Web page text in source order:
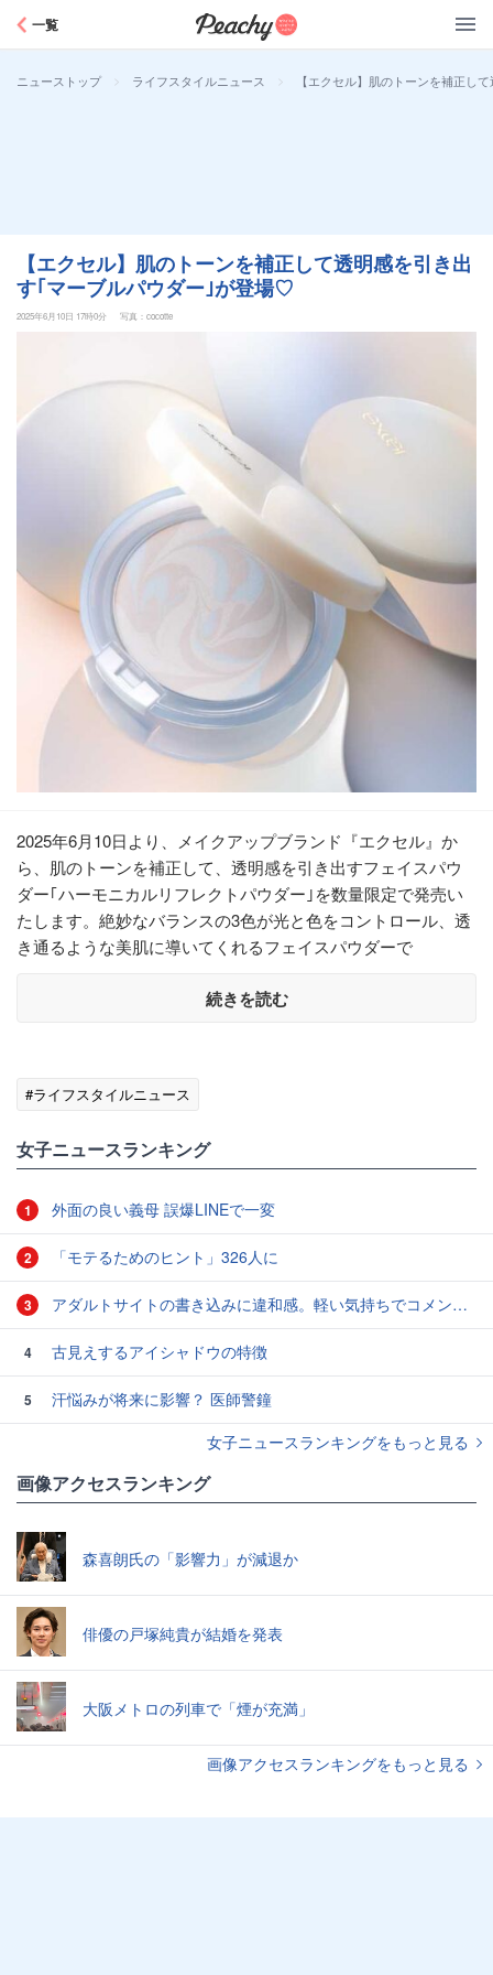
一覧
ニューストップ > ライフスタイルニュース > 【エクセル】肌のトーンを補正し
【エクセル】肌のトーンを補正して透明感を引き出
す｢マーブルパウダー｣が登場♡
2025年6月10日 17時0分 写真：cocotte
2025年6月10日より、メイクアップブランド『エクセル』か
ら、肌のトーンを補正して、透明感を引き出すフェイスパウ
ダー｢ハーモニカルリフレクトパウダー｣を数量限定で発売い
たします。絶妙なバランスの3色が光と色をコントロール、透
き通るような美肌に導いてくれるフェイスパウダーで
続きを読む
#ライフスタイルニュース
女子ニュースランキング
1 外面の良い義母 誤爆LINEで一変
2 「モテるためのヒント」326人に
3 アダルトサイトの書き込みに違和感。軽い気持ちでコメントしてみると…／近畿地方のある場所について（1）
4 古見えするアイシャドウの特徴
5
汗悩みが将来に影響？ 医師警鐘
女子ニュースランキングをもっと見る
画像アクセスランキング
森喜朗氏の「影響力」が減退か
俳優の戸塚純貴が結婚を発表
大阪メトロの列車で「煙が充満」
画像アクセスランキングをもっと見る